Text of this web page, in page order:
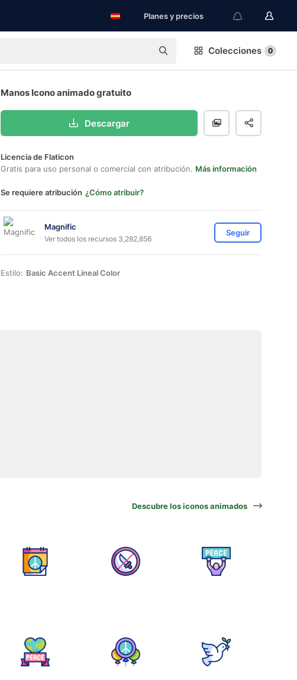
Planes y precios
Colecciones 0
Manos Icono animado gratuito
Descargar
Licencia de Flaticon
Gratis para uso personal o comercial con atribución. Más información
Se requiere atribución ¿Cómo atribuir?
Magnific
Ver todos los recursos 3,282,856
Seguir
Estilo: Basic Accent Lineal Color
Descubre los iconos animados